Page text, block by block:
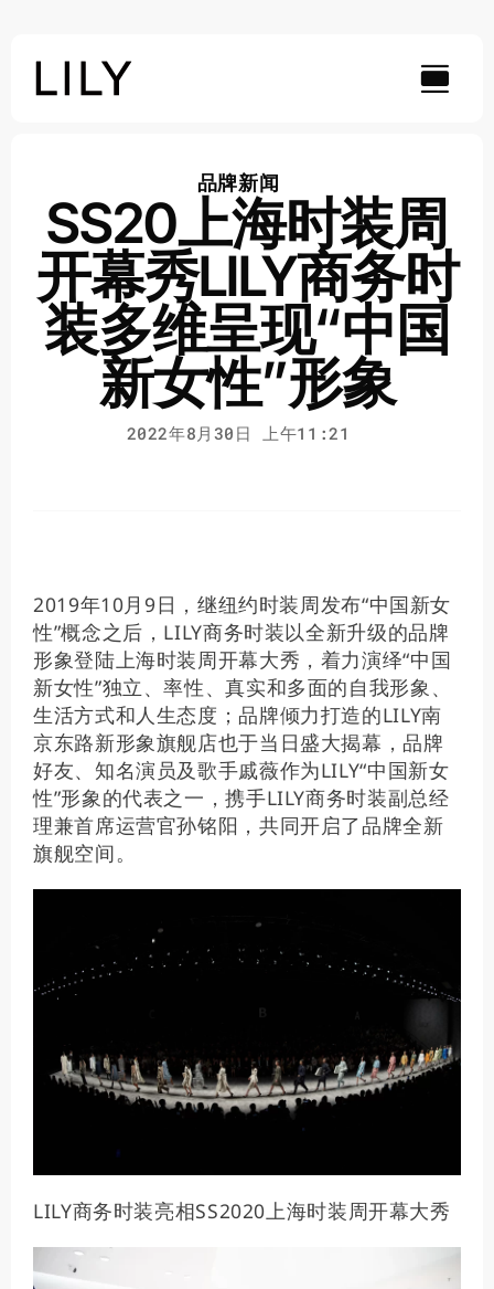
content
品牌新闻
SS20上海时装周
开幕秀LILY商务时
装多维呈现“中国
新女性”形象
2022年8月30日 上午11:21
2019年10月9日，继纽约时装周发布“中国新女
性”概念之后，LILY商务时装以全新升级的品牌
形象登陆上海时装周开幕大秀，着力演绎“中国
新女性”独立、率性、真实和多面的自我形象、
生活方式和人生态度；品牌倾力打造的LILY南
京东路新形象旗舰店也于当日盛大揭幕，品牌
好友、知名演员及歌手戚薇作为LILY“中国新女
性”形象的代表之一，携手LILY商务时装副总经
理兼首席运营官孙铭阳，共同开启了品牌全新
旗舰空间。
LILY商务时装亮相SS2020上海时装周开幕大秀